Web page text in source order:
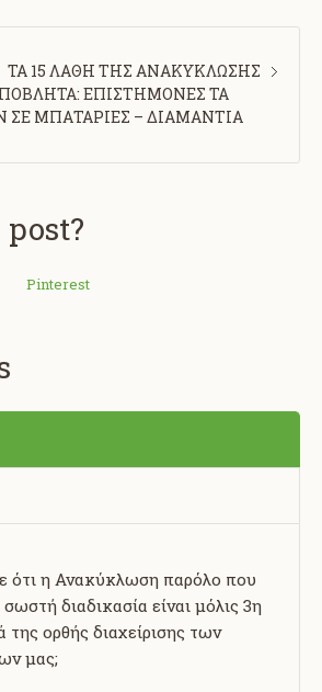
ΤΑ 15 ΛΑΘΗ ΤΗΣ ΑΝΑΚΥΚΛΩΣΗΣ
ΕΠΙΣΤΗΜΟΝΕΣ ΤΑ
ΜΠΑΤΑΡΙΕΣ – ΔΙΑΜΑΝΤΙΑ
Pinterest
ότι η Ανακύκλωση παρόλο που
σωστή διαδικασία είναι μόλις 3η
της ορθής διαχείρισης των
μας;